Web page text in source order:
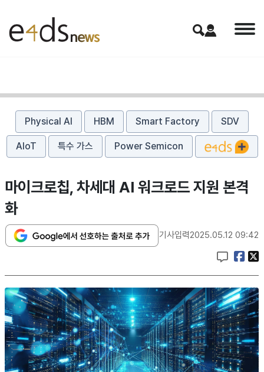
Physical AI HBM Smart Factory SDV
AIoT 특수 가스 Power Semicon
마이크로칩, 차세대 AI 워크로드 지원 본격
화
기사입력2025.05.12 09:42